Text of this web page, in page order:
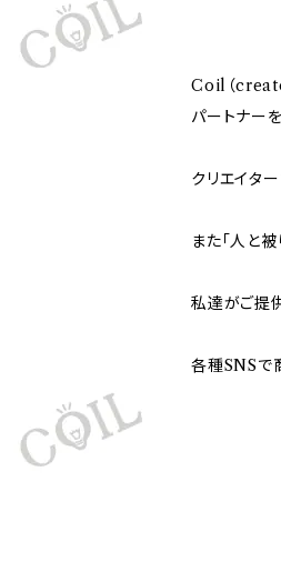
Coil（
パートナー
クリエイタ
また「人と
私達がご提
各種SNSで